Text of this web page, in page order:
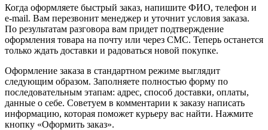
Когда оформляете быстрый заказ, напишите ФИО, телефон и
e-mail. Вам перезвонит менеджер и уточнит условия заказа.
По результатам разговора вам придет подтверждение
оформления товара на почту или через СМС. Теперь останется
только ждать доставки и радоваться новой покупке.
Оформление заказа в стандартном режиме выглядит
следующим образом. Заполняете полностью форму по
последовательным этапам: адрес, способ доставки, оплаты,
данные о себе. Советуем в комментарии к заказу написать
информацию, которая поможет курьеру вас найти. Нажмите
кнопку «Оформить заказ».